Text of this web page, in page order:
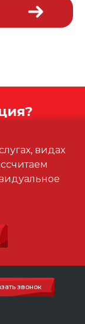
видах
звонок